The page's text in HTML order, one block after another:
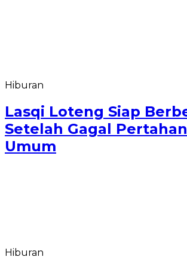
Hiburan
Lasqi Loteng Siap
Setelah Gagal
Umum
Hiburan